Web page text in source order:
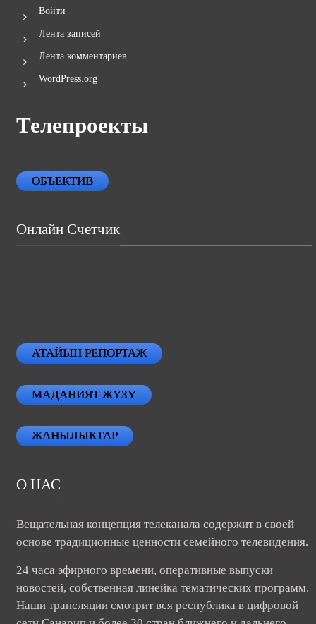
Войти
Лента записей
Лента комментариев
WordPress.org
Телепроекты
ОБЪЕКТИВ
Онлайн Счетчик
АТАЙЫН РЕПОРТАЖ
МАДАНИЯТ ЖҮЗҮ
ЖАНЫЛЫКТАР
О НАС
Вещательная концепция телеканала содержит в своей
основе традиционные ценности семейного телевидения.
24 часа эфирного времени, оперативные выпуски
новостей, собственная линейка тематических программ.
Наши трансляции смотрит вся республика в цифровой